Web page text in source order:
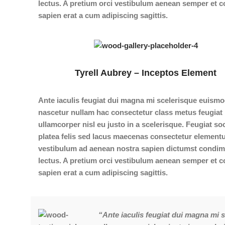
lectus. A pretium orci vestibulum aenean semper et
sapien erat a cum adipiscing sagittis.
Tyrell Aubrey – Inceptos Element
Ante iaculis feugiat dui magna mi scelerisque
nascetur nullam hac consectetur class metus feugiat
ullamcorper nisl eu justo in a scelerisque. Feugiat
platea felis sed lacus maecenas consectetur
vestibulum ad aenean nostra sapien dictumst
lectus. A pretium orci vestibulum aenean semper et
sapien erat a cum adipiscing sagittis.
“Ante iaculis feugiat dui magna mi